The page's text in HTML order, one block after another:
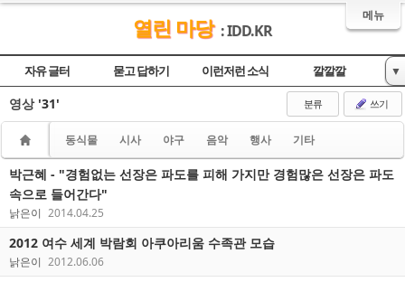
메뉴
열린 마당 : IDD.KR
자유 글터 묻고 답하기 이런저런 소식 깔깔깔 ▼
영상 '31' 분류 쓰기
동식물 시사 야구 음악 행사 기타
박근혜 - "경험없는 선장은 파도를 피해 가지만 경험많은 선장은 파도
속으로 들어간다"
낡은이 2014.04.25
2012 여수 세계 박람회 아쿠아리움 수족관 모습
낡은이 2012.06.06